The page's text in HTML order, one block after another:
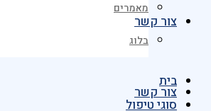
צור קשר
בית
סוגי טיפול
מאמרים
בלוג
צור קשר